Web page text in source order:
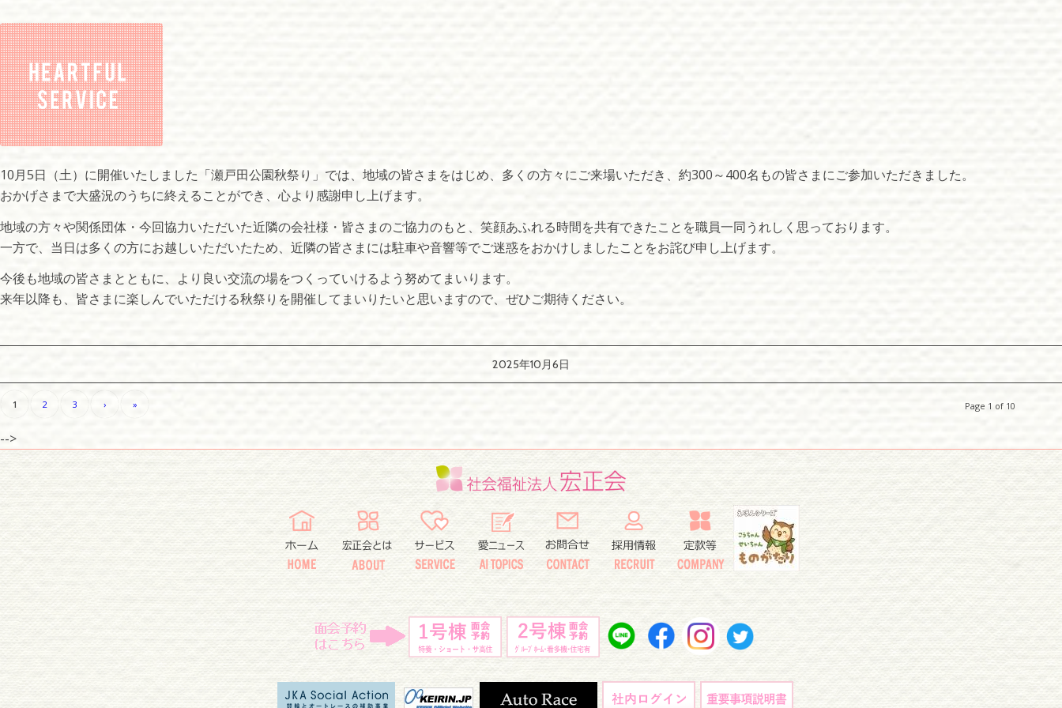
10月5日（土）に開催いたしました「瀬戸田公園秋祭り」では、地域の皆さまをはじめ、多くの方々にご来場いただき、約300～400名もの皆さまにご参加いただきました。
おかげさまで大盛況のうちに終えることができ、心より感謝申し上げます。
地域の方々や関係団体・今回協力いただいた近隣の会社様・皆さまのご協力のもと、笑顔あふれる時間を共有できたことを職員一同うれしく思っております。
一方で、当日は多くの方にお越しいただいたため、近隣の皆さまには駐車や音響等でご迷惑をおかけしましたことをお詫び申し上げます。
今後も地域の皆さまとともに、より良い交流の場をつくっていけるよう努めてまいります。
来年以降も、皆さまに楽しんでいただける秋祭りを開催してまいりたいと思いますので、ぜひご期待ください。
2025年10月6日
Page 1 of 10
1 2 3 › »
-->